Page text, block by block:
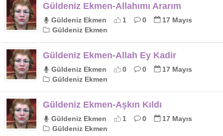
Güldeniz Ekmen-Allahımı Ararım
Güldeniz Ekmen 1 0
17 Mayıs
Güldeniz Ekmen
Güldeniz Ekmen-Allah Ey Kadir
Güldeniz Ekmen 0 0
17 Mayıs
Güldeniz Ekmen
Güldeniz Ekmen-Aşkın Kıldı
Güldeniz Ekmen 1 0
17 Mayıs
Güldeniz Ekmen